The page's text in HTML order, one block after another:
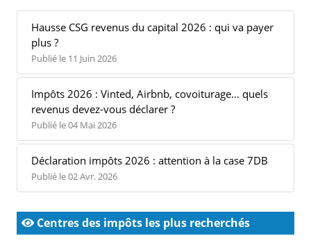
Hausse CSG revenus du capital 2026 : qui va payer
plus ?
Publié le 11 Juin 2026
Impôts 2026 : Vinted, Airbnb, covoiturage… quels
revenus devez-vous déclarer ?
Publié le 04 Mai 2026
Déclaration impôts 2026 : attention à la case 7DB
Publié le 02 Avr. 2026
Centres des impôts les plus recherchés